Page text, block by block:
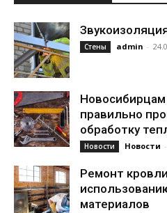
Стены admin -
Новосибирцам
правильно
обработку
Новости Новости -
Ремонт
материалов